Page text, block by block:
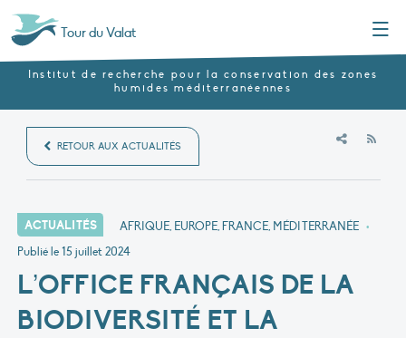
Tour du Valat
Institut de recherche pour la conservation des zones
humides méditerranéennes
RETOUR AUX ACTUALITÉS
ACTUALITÉS AFRIQUE, EUROPE, FRANCE, MÉDITERRANÉE •
Publié le15 juillet 2024
L’OFFICE FRANÇAIS DE LA
BIODIVERSITÉ ET LA